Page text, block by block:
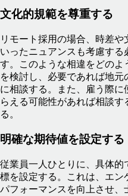
文化的規範を尊重する
リモート採用の場合、時差や
いったニュアンスも考慮する
す。このような相違をどのよ
を検討し、必要であれば地元
に相談する。また、雇う際に
らえる可能性があれば相談す
る。
明確な期待値を設定する
従業員一人ひとりに、具体的
標を設定する。これは、エン
パフォーマンスを向上させ、